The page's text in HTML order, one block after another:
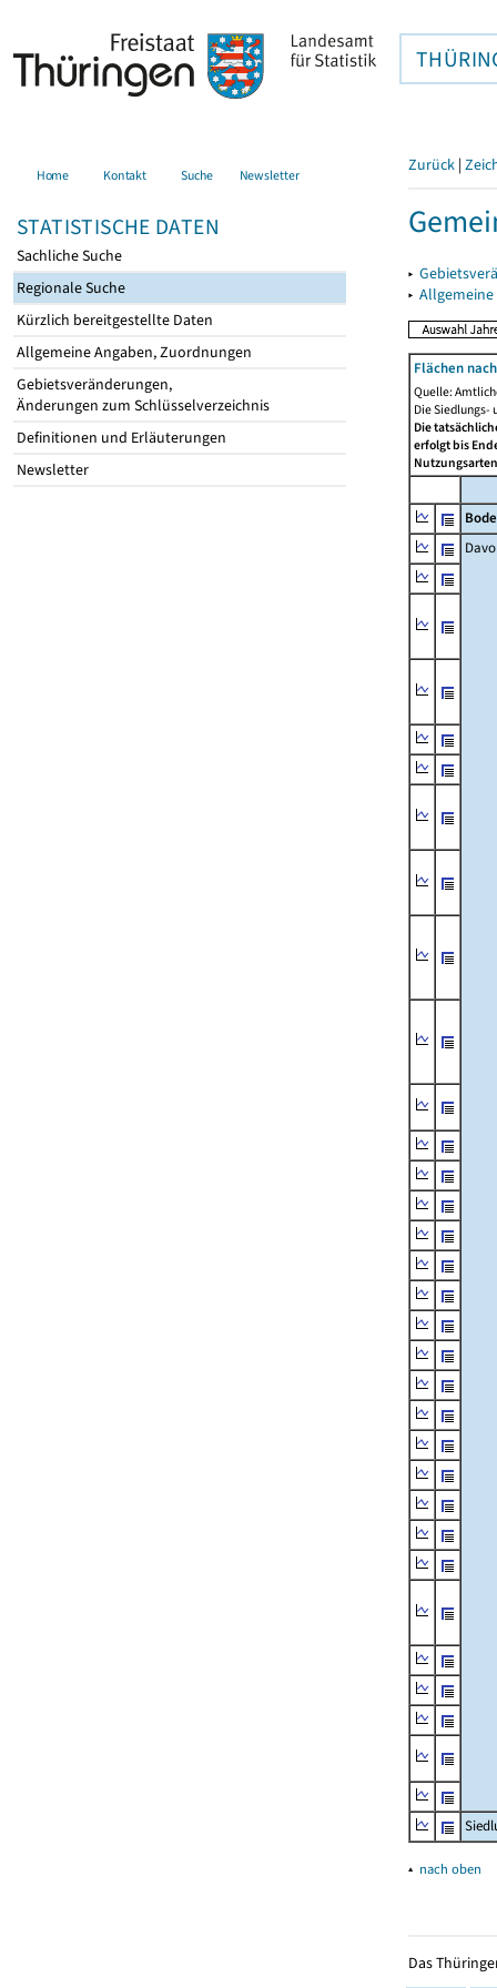
Home Kontakt Suche Newsletter
STATISTISCHE DATEN
Sachliche Suche
Regionale Suche
Kürzlich bereitgestellte Daten
Allgemeine Angaben, Zuordnungen
Gebietsveränderungen,
Änderungen zum Schlüsselverzeichnis
Definitionen und Erläuterungen
Newsletter
Zurück |
▸
▸
Flächen
Quelle:
Die Siedlungs-
Die
erfolgt bis
▴ nach oben
Das